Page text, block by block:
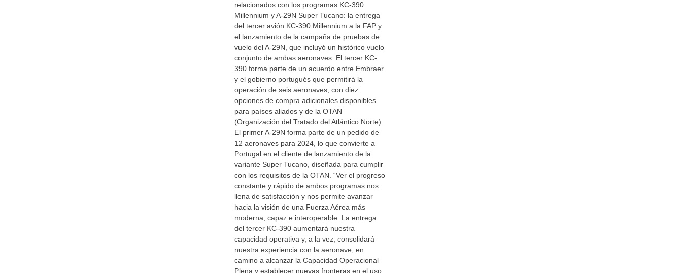
relacionados con los programas KC-390
Millennium y A-29N Super Tucano: la entrega
del tercer avión KC-390 Millennium a la FAP y
el lanzamiento de la campaña de pruebas de
vuelo del A-29N, que incluyó un histórico vuelo
conjunto de ambas aeronaves. El tercer KC-
390 forma parte de un acuerdo entre Embraer
y el gobierno portugués que permitirá la
operación de seis aeronaves, con diez
opciones de compra adicionales disponibles
para países aliados y de la OTAN
(Organización del Tratado del Atlántico Norte).
El primer A-29N forma parte de un pedido de
12 aeronaves para 2024, lo que convierte a
Portugal en el cliente de lanzamiento de la
variante Super Tucano, diseñada para cumplir
con los requisitos de la OTAN. “Ver el progreso
constante y rápido de ambos programas nos
llena de satisfacción y nos permite avanzar
hacia la visión de una Fuerza Aérea más
moderna, capaz e interoperable. La entrega
del tercer KC-390 aumentará nuestra
capacidad operativa y, a la vez, consolidará
nuestra experiencia con la aeronave, en
camino a alcanzar la Capacidad Operacional
Plena y establecer nuevas fronteras en el uso